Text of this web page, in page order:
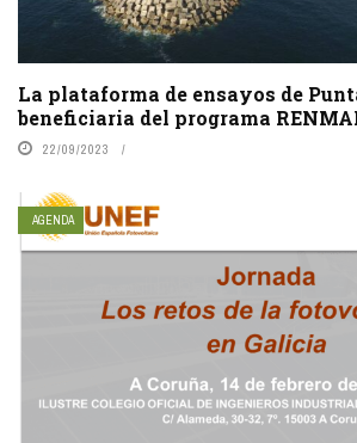
La plataforma de ensayos de
beneficiaria del programa
22/09/2023
AGENDA